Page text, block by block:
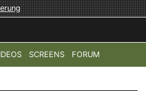
SCREENS FORUM
WARFARE 4 HALO: